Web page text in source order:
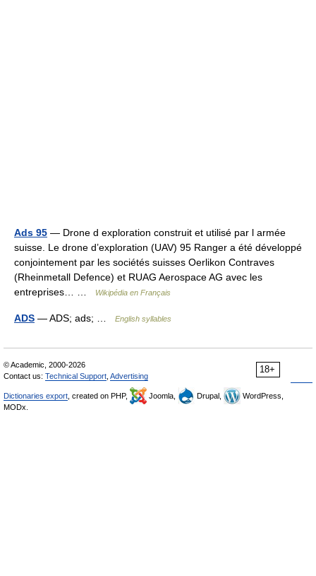
Ads 95 — Drone d exploration construit et utilisé par l armée
suisse. Le drone d’exploration (UAV) 95 Ranger a été développé
conjointement par les sociétés suisses Oerlikon Contraves
(Rheinmetall Defence) et RUAG Aerospace AG avec les
entreprises… …
Wikipédia en Français
ADS — ADS; ads; … English syllables
18+
© Academic, 2000-2026
Contact us: Technical Support Advertising
Dictionaries export , created on PHP, Joomla, Drupal,
WordPress,
MODx.